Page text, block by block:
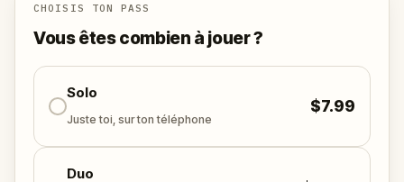
Qui a volé la Sensi-Gemme ?
pourra résoudre toutes les énigmes, suivre les
indices, et restaurer les cinq sens avant qu’il ne soit
trop tard ?
🌈 RejointKid Quest
restaurer les cinq sens et trouver la Sensi-
Gemme !
CHOISIS TON PASS
Vous êtes combien à jouer ?
Solo
Juste toi, sur ton téléphone
$7.99
Duo